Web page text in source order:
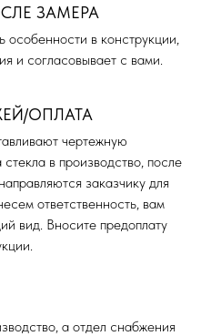
ЗАМЕРА
особенности в конструкции,
и согласовывает с вами.
ОПЛАТА
чертежную
в производство, после
заказчику для
ответственность, вам
вид. Вносите предоплату
а отдел снабжения